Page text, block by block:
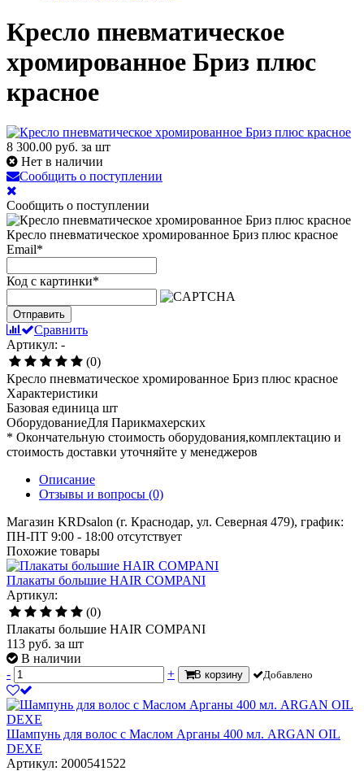
Кресло пневматическое
хромированное Бриз плюс
красное
8 300.00 руб. за шт
Нет в наличии
Сообщить о поступлении
Сообщить о поступлении
Кресло пневматическое хромированное Бриз плюс красное
Email*
Код с картинки*
Отправить
Сравнить
Артикул: -
(0)
Кресло пневматическое хромированное Бриз плюс красное
Характеристики
Базовая единица шт
ОборудованиеДля Парикмахерских
* Окончательную стоимость оборудования,комплектацию и
стоимость доставки уточняйте у менеджеров
Описание
Отзывы и вопросы (0)
Магазин KRDsalon (г. Краснодар, ул. Северная 479), график:
ПН-ПТ 9:00 - 18:00 отсутствует
Похожие товары
Плакаты большие HAIR COMPANI
Артикул:
(0)
Плакаты большие HAIR COMPANI
113 руб. за шт
В наличии
-
+ В корзину Добавлено
Шампунь для волос с Mаслом Арганы 400 мл. ARGAN OIL
DEXE
Артикул: 2000541522